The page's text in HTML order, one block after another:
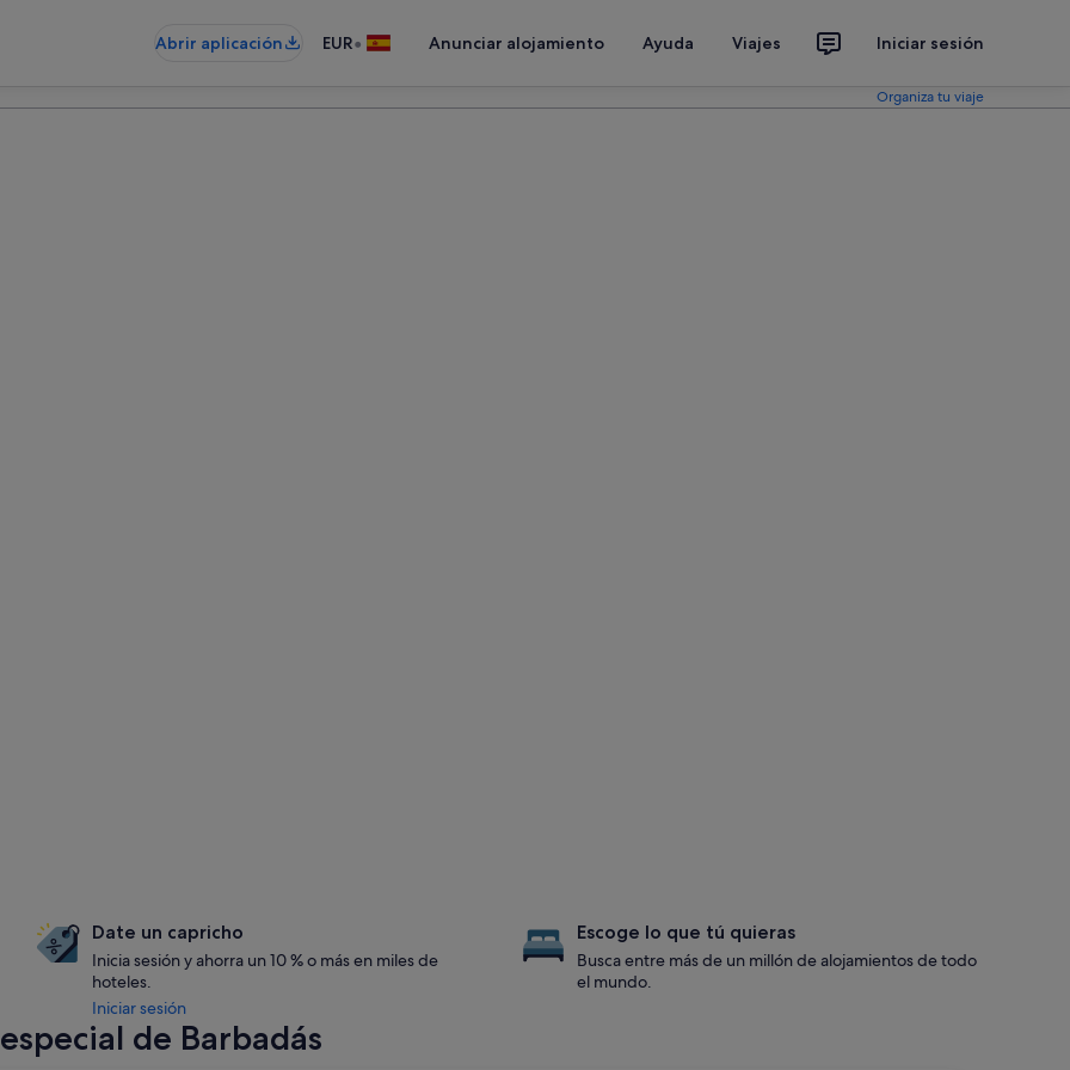
Abrir aplicación EUR• Anunciar alojamiento Ayuda Viajes Iniciar sesión
Organiza tu viaje
Date un capricho
Inicia sesión y ahorra un 10 % o más en miles de
hoteles.
Iniciar sesión
Escoge lo que tú quieras
Busca entre más de un millón de alojamientos de todo
el mundo.
de Barbadás